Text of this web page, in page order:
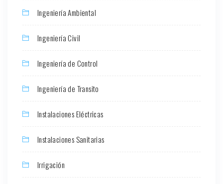
Ingeniería Ambiental
Ingeniería Civil
Ingeniería de Control
Ingeniería de Transito
Instalaciones Eléctricas
Instalaciones Sanitarias
Irrigación